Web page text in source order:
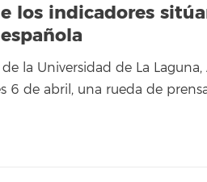
los indicadores
la Universidad de La
6 de abril, una rueda de